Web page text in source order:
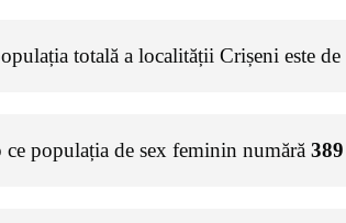
totală a localității Crișeni este de
populația de sex feminin numără 389